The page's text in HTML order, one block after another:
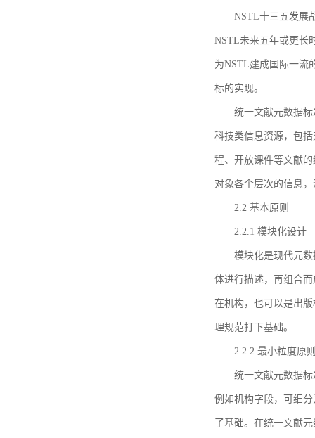
NSTL十三五发展
NSTL未来五年或更长
为NSTL建成国际一流
标的实现。
统一文献元数据
科技类信息资源，包
程、开放课件等文献
对象各个层次的信息
2.2 基本原则
2.2.1 模块化设计
模块化是现代元
体进行描述，再组合
在机构，也可以是出
理规范打下基础。
2.2.2 最小粒度原
统一文献元数据
例如机构字段，可细
了基础。在统一文献